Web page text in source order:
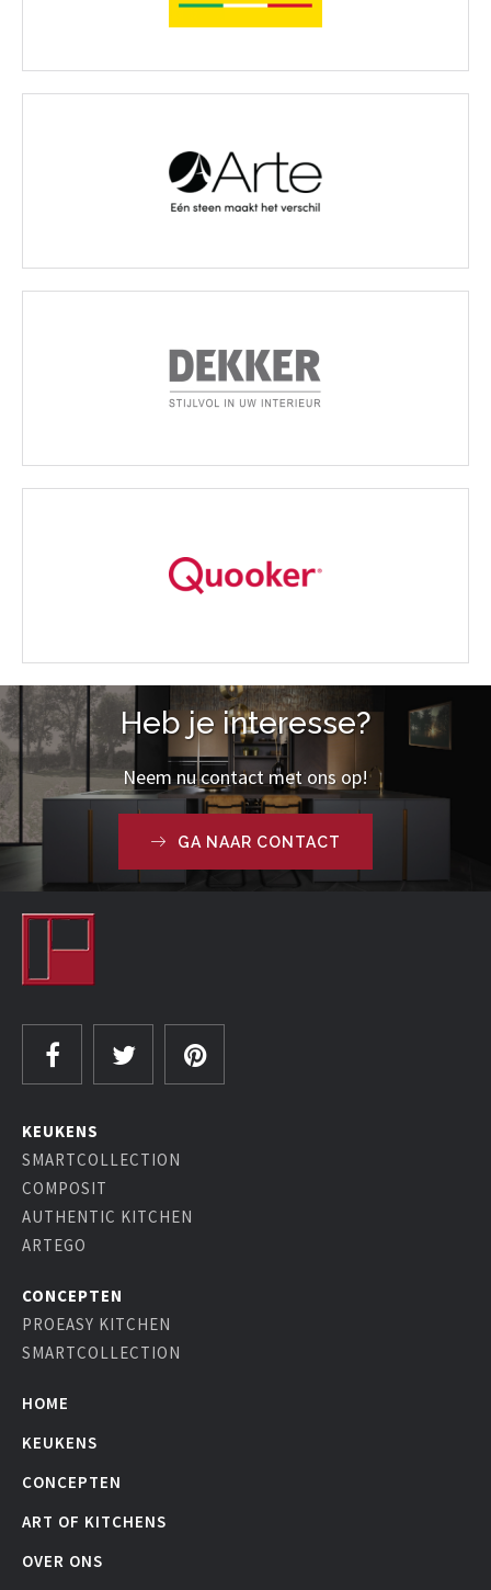
Heb je interesse?
Neem nu contact met ons op!
GA NAAR CONTACT
KEUKENS
SMARTCOLLECTION
COMPOSIT
AUTHENTIC KITCHEN
ARTEGO
CONCEPTEN
PROEASY KITCHEN
SMARTCOLLECTION
HOME
KEUKENS
CONCEPTEN
ART OF KITCHENS
OVER ONS